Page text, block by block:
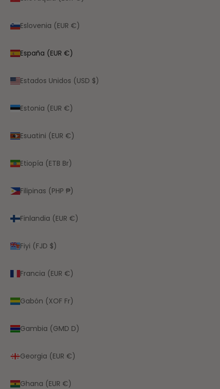
Eslovenia (EUR €)
España (EUR €)
Estados Unidos (USD $)
Estonia (EUR €)
Esuatini (EUR €)
Etiopía (ETB Br)
Filipinas (PHP ₱)
Finlandia (EUR €)
Fiyi (FJD $)
Francia (EUR €)
Gabón (XOF Fr)
Gambia (GMD D)
Georgia (EUR €)
Ghana (EUR €)